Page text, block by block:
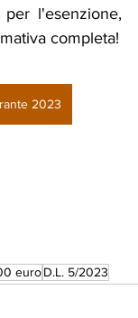
l'esenzione,
completa!
2023
euroD.L. 5/2023